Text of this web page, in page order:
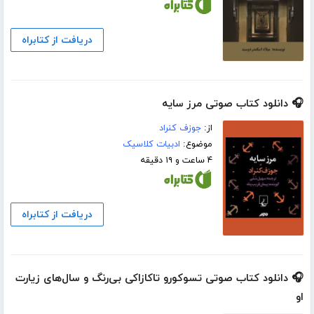
دریافت از کتابراه
🎧 دانلود کتاب صوتی مرز سایه
از:جوزف کنراد
موضوع: ادبیات کلاسیک
۴ ساعت و ۱۹ دقیقه
دریافت از کتابراه
🎧 دانلود کتاب صوتی تسوکورو تاکازاکی بی‌رنگ و سال‌های زیارت
او